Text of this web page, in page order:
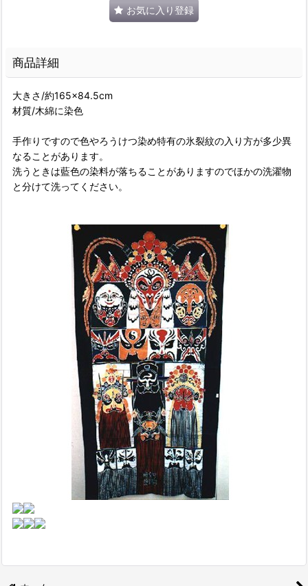
お気に入り登録
商品詳細
大きさ/約165×84.5cm
材質/木綿に染色
手作りですので色やろうけつ染め特有の氷裂紋の入り方が多少異
なることがあります。
洗うときは藍色の染料が落ちることがありますのでほかの洗濯物
と分けて洗ってください。